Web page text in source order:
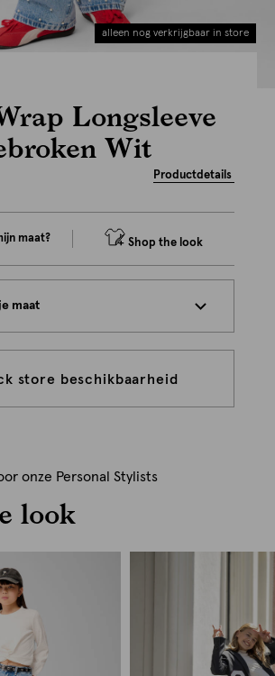
alleen nog verkrijgbaar in store
Longsleeve
Wit
Productdetails
maat? Shop the look
maat
store beschikbaarheid
onze Personal Stylists
look